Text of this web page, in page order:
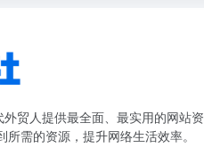
贸人提供最全面、最实用的网站资
需的资源，提升网络生活效率。